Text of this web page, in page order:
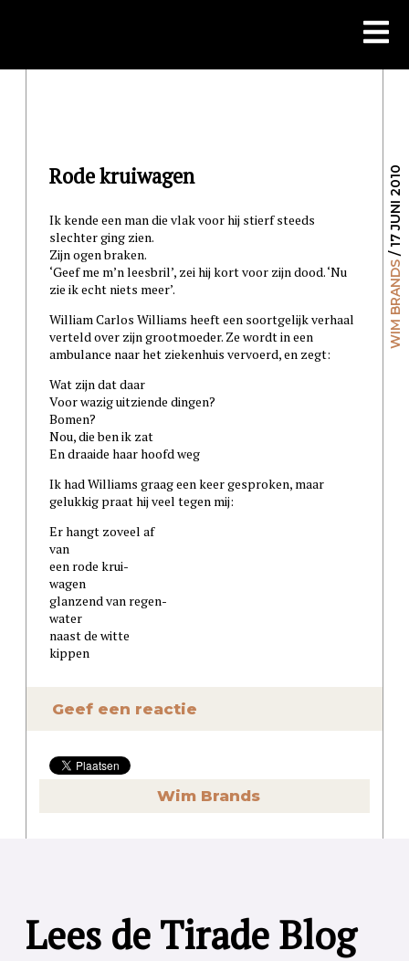
WIM BRANDS
/ 17 JUNI 2010
Rode kruiwagen
Ik kende een man die vlak voor hij stierf steeds
slechter ging zien.
Zijn ogen braken.
‘Geef me m’n leesbril’, zei hij kort voor zijn dood. ‘Nu
zie ik echt niets meer’.
William Carlos Williams heeft een soortgelijk verhaal
verteld over zijn grootmoeder. Ze wordt in een
ambulance naar het ziekenhuis vervoerd, en zegt:
Wat zijn dat daar
Voor wazig uitziende dingen?
Bomen?
Nou, die ben ik zat
En draaide haar hoofd weg
Ik had Williams graag een keer gesproken, maar
gelukkig praat hij veel tegen mij:
Er hangt zoveel af
van
een rode krui-
wagen
glanzend van regen-
water
naast de witte
kippen
Geef een reactie
Wim Brands
Lees de Tirade Blog